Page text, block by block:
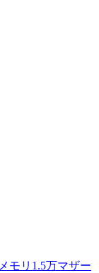
メモリ 1.5万マザー